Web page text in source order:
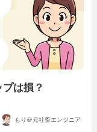
は損？
もり＠元社畜エンジニア